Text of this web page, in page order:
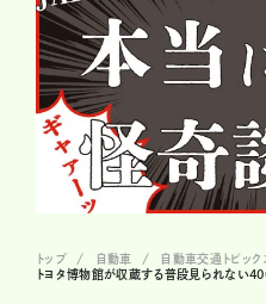
トップ 自動車
自動車交通トピック
トヨタ博物館が収蔵する普段見られない